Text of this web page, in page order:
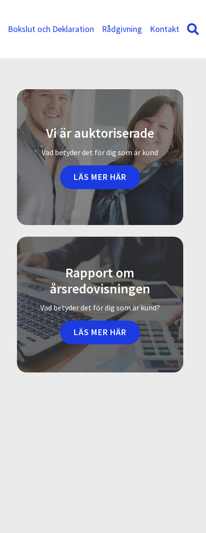
Bokslut och Deklaration Rådgivning Kontakt
Vi är auktoriserade
Vad betyder det för dig som är kund
LÄS MER HÄR
Rapport om
årsredovisningen
Vad betyder det för dig som är kund?
LÄS MER HÄR